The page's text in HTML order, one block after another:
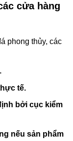
cửa hàng
phong thủy, các
tế.
bởi cục kiểm
nếu sản phẩm